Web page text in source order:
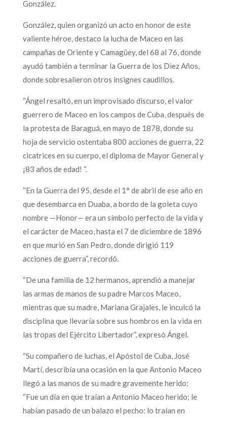
González.
González, quien organizó un acto en honor de este
valiente héroe, destaco la lucha de Maceo en las
campañas de Oriente y Camagüey, del 68 al 76, donde
ayudó también a terminar la Guerra de los Diez Años,
donde sobresalieron otros insignes caudillos.
“Ángel resaltó, en un improvisado discurso, el valor
guerrero de Maceo en los campos de Cuba, después de
la protesta de Baraguá, en mayo de 1878, donde su
hoja de servicio ostentaba 800 acciones de guerra, 22
cicatrices en su cuerpo, el diploma de Mayor General y
¡83 años de edad! “.
“En la Guerra del 95, desde el 1° de abril de ese año en
que desembarca en Duaba, a bordo de la goleta cuyo
nombre —Honor— era un símbolo perfecto de la vida y
el carácter de Maceo, hasta el 7 de diciembre de 1896
en que murió en San Pedro, donde dirigió 119
acciones de guerra”, recordó.
“De una familia de 12 hermanos, aprendió a manejar
las armas de manos de su padre Marcos Maceo,
mientras que su madre, Mariana Grajales, le inculcó la
disciplina que llevaría sobre sus hombros en la vida en
las tropas del Ejército Libertador”, expresó Ángel.
“Su compañero de luchas, el Apóstol de Cuba, José
Martí, describía una ocasión en la que Antonio Maceo
llegó a las manos de su madre gravemente herido:
“Fue un día en que traían a Antonio Maceo herido; le
habían pasado de un balazo el pecho: lo traían en